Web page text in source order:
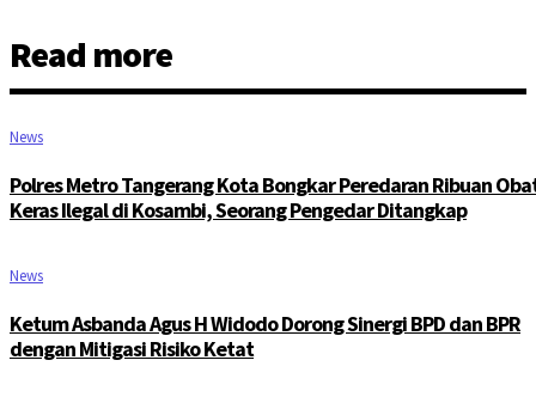
Read more
News
Polres Metro Tangerang Kota Bongkar Peredaran Ribuan
Keras Ilegal di Kosambi, Seorang Pengedar Ditangkap
News
Ketum Asbanda Agus H Widodo Dorong Sinergi BPD dan BPR
dengan Mitigasi Risiko Ketat